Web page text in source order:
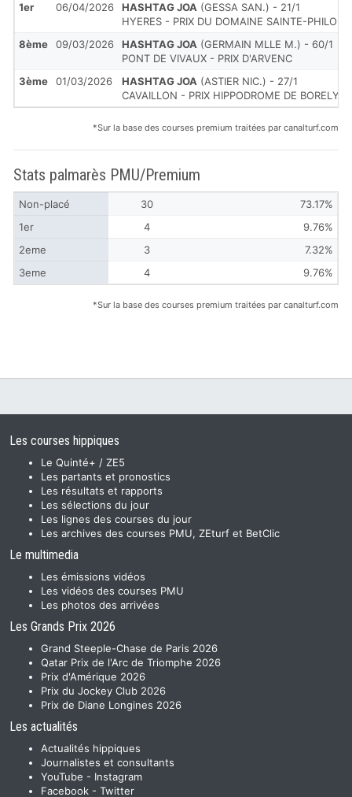
1er
06/04/2026 HASHTAG JOA (GESSA SAN.) - 21/1
HYERES - PRIX DU DOMAINE SAINTE-
8ème
09/03/2026 HASHTAG JOA (GERMAIN MLLE M.) - 60/1
PONT DE VIVAUX - PRIX D'ARVENC
3ème
01/03/2026 HASHTAG JOA (ASTIER NIC.) - 27/1
CAVAILLON - PRIX HIPPODROME DE BORELY
*Sur la base des courses premium traitées par canalturf.com
Stats palmarès PMU/Premium
Non-placé 30
73.17%
1er
4
9.76%
2eme
3
7.32%
3eme
4 9.76%
*Sur la base des courses premium traitées par canalturf.com
Les courses hippiques
Le Quinté+ / ZE5
Les partants et pronostics
Les résultats et rapports
Les sélections du jour
Les lignes des courses du jour
Les archives des courses PMU, ZEturf et BetClic
Le multimedia
Les émissions vidéos
Les vidéos des courses PMU
Les photos des arrivées
Les Grands Prix 2026
Grand Steeple-Chase de Paris 2026
Qatar Prix de l'Arc de Triomphe 2026
Prix d'Amérique 2026
Prix du Jockey Club 2026
Prix de Diane Longines 2026
Les actualités
Actualités hippiques
Journalistes et consultants
YouTube - Instagram
Facebook - Twitter